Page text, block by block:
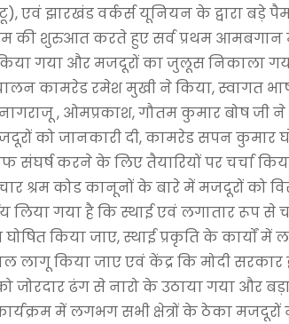
एवं झारखंड वर्कर्स यूनियन के द्वारा बड़े
की शुरुआत करते हुए सर्व प्रथम आमबगान
किया गया और मजदूरों का जुलूस निकाला
कामरेड रमेश मुखी ने किया, स्वागत
, ओमप्रकाश, गौतम कुमार बोष जी
को जानकारी दी, कामरेड सपन कुमार
करने के लिए तैयारियों पर चर्चा
श्रम कोड कानूनों के बारे में मजदूरों को
लिया गया है कि स्थाई एवं लगातार रूप से
किया जाए, स्थाई प्रकृति के कार्यों में
किया जाए एवं केंद्र कि मोदी सरकार
जोरदार ढंग से नारो के उठाया गया और
में लगभग सभी क्षेत्रों के ठेका मजदूरों